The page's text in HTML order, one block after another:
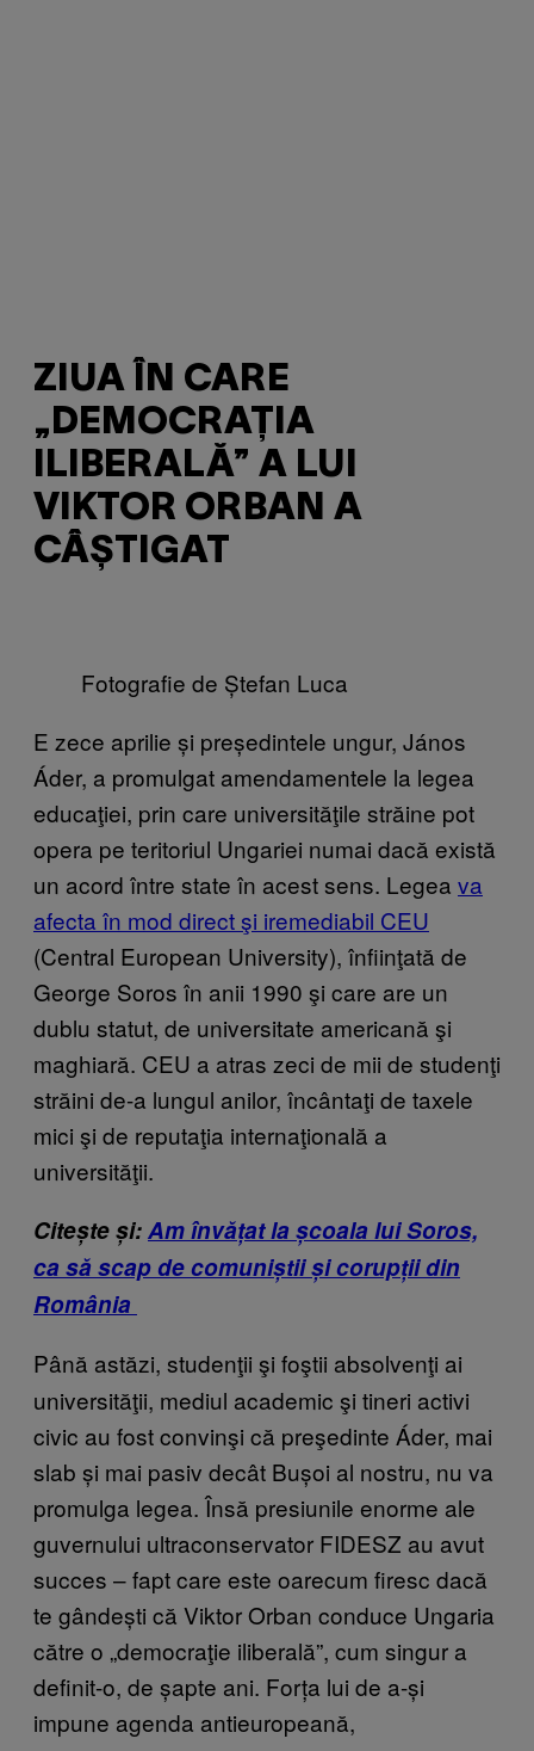
ZIUA ÎN CARE
„DEMOCRAȚIA
ILIBERALĂ” A LUI
VIKTOR ORBAN A
CÂȘTIGAT
Fotografie de Ștefan Luca
E zece aprilie și președintele ungur, János
Áder, a promulgat amendamentele la legea
educaţiei, prin care universităţile străine pot
opera pe teritoriul Ungariei numai dacă există
un acord între state în acest sens. Legea va
afecta în mod direct şi iremediabil CEU
(Central European University), înfiinţată de
George Soros în anii 1990 şi care are un
dublu statut, de universitate americană şi
maghiară. CEU a atras zeci de mii de studenţi
străini de-a lungul anilor, încântaţi de taxele
mici şi de reputaţia internaţională a
universităţii.
Citește și:Am învățat la școala lui Soros,
ca să scap de comuniștii și corupții din
România
Până astăzi, studenţii şi foştii absolvenţi ai
universităţii, mediul academic şi tineri activi
civic au fost convinşi că preşedinte Áder, mai
slab și mai pasiv decât Bușoi al nostru, nu va
promulga legea. Însă presiunile enorme ale
guvernului ultraconservator FIDESZ au avut
succes – fapt care este oarecum firesc dacă
te gândești că Viktor Orban conduce Ungaria
către o „democraţie iliberală”, cum singur a
definit-o, de șapte ani. Forța lui de a-și
impune agenda antieuropeană,